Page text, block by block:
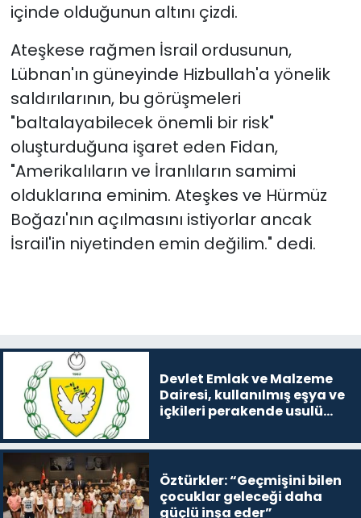
içinde olduğunun altını çizdi.
Ateşkese rağmen İsrail ordusunun,
Lübnan'ın güneyinde Hizbullah'a yönelik
saldırılarının, bu görüşmeleri
"baltalayabilecek önemli bir risk"
oluşturduğuna işaret eden Fidan,
"Amerikalıların ve İranlıların samimi
olduklarına eminim. Ateşkes ve Hürmüz
Boğazı'nın açılmasını istiyorlar ancak
İsrail'in niyetinden emin değilim." dedi.
Devlet Emlak ve Malzeme
Dairesi, kullanılmış eşya ve
içkileri perakende usulü
Öztürkler: “Geçmişini bilen
çocuklar geleceği daha
güçlü inşa eder”